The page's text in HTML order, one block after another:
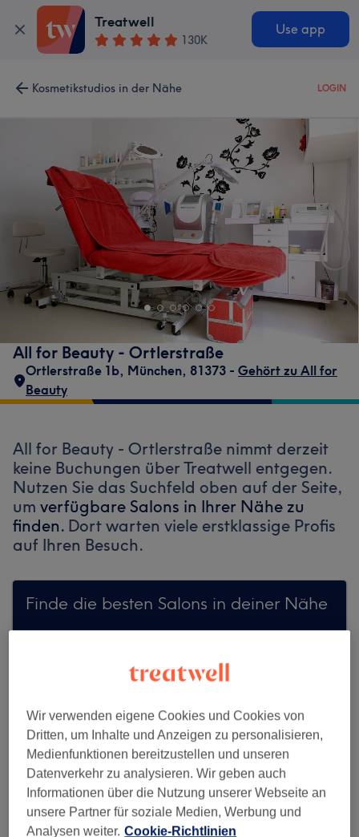
Treatwell
130K
Use app
Kosmetikstudios in der Nähe LOGIN
All for Beauty - Ortlerstraße
Ortlerstraße 1b, München, 81373 - Gehört zu All for
Beauty
All for Beauty - Ortlerstraße nimmt derzeit
keine Buchungen über Treatwell entgegen.
Nutzen Sie das Suchfeld oben auf der Seite,
um verfügbare Salons in Ihrer Nähe zu
finden. Dort warten viele erstklassige Profis
auf Ihren Besuch.
Finde die besten Salons in deiner Nähe
Wir verwenden eigene Cookies und Cookies von
Dritten, um Inhalte und Anzeigen zu personalisieren,
Medienfunktionen bereitzustellen und unseren
Datenverkehr zu analysieren. Wir geben auch
Informationen über die Nutzung unserer Webseite an
unsere Partner für soziale Medien, Werbung und
Analysen weiter. Cookie-Richtlinien